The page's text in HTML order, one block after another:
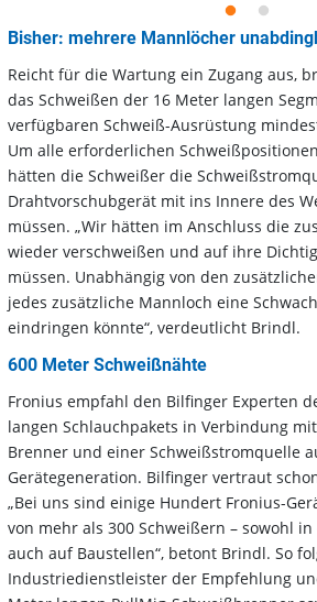
Bisher: mehrere Mannlöcher
Reicht für die Wartung ein Zugang aus,
das Schweißen der 16 Meter langen
verfügbaren Schweiß-Ausrüstung
Um alle erforderlichen
hätten die Schweißer die
Drahtvorschubgerät mit ins Innere des
müssen. „Wir hätten im Anschluss die
wieder verschweißen und auf ihre
müssen. Unabhängig von den
jedes zusätzliche Mannloch eine
eindringen könnte“, verdeutlicht Brindl.
600 Meter Schweißnähte
Fronius empfahl den Bilfinger Experten
langen Schlauchpakets in Verbindung
Brenner und einer Schweißstromquelle
Gerätegeneration. Bilfinger vertraut
„Bei uns sind einige Hundert Fronius-
von mehr als 300 Schweißern – sowohl
auch auf Baustellen“, betont Brindl. So
Industriedienstleister der Empfehlung